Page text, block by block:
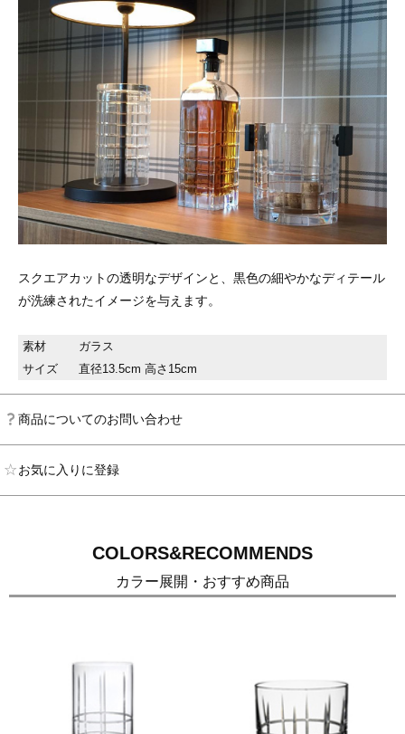
スクエアカットの透明なデザインと、黒色の細やかなディテール
が洗練されたイメージを与えます。
素材
ガラス
サイズ
直径13.5cm 高さ15cm
商品についてのお問い合わせ
お気に入りに登録
COLORS&RECOMMENDS
カラー展開・おすすめ商品